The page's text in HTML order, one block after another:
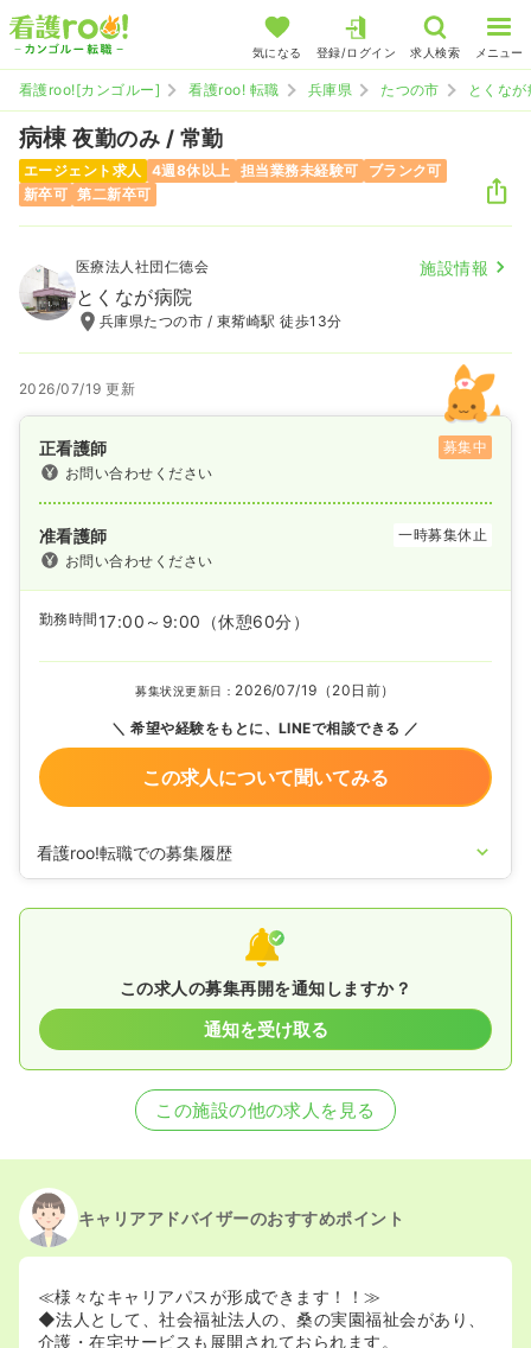
気になる 登録/ログイン 求人検索 メニュー
看護roo![カンゴルー] 看護roo! 転職 兵庫県 たつの市 とくな
病棟夜勤のみ / 常勤
エージェント求人 4週8休以上 担当業務未経験可
ブランク可
新卒可 第二新卒可
医療法人社団仁德会 施設情報
とくなが病院
兵庫県たつの市 / 東觜崎駅 徒歩13分
2026/07/19 更新
正看護師
募集中
お問い合わせください
准看護師
一時募集休止
お問い合わせください
勤務時間 17:00～9:00 （休憩60分）
募集状況更新日： 2026/07/19（20日前）
希望や経験をもとに、LINEで相談できる
この求人について聞いてみる
看護roo!転職での募集履歴
2024/05/08正看護師の募集を休止
この求人の募集再開を通知しますか？
通知を受け取る
この施設の他の求人を見る
キャリアアドバイザーのおすすめポイント
≪様々なキャリアパスが形成できます！！≫
◆法人として、社会福祉法人の、桑の実園福祉会があり、
介護・在宅サービスも展開されておられます。